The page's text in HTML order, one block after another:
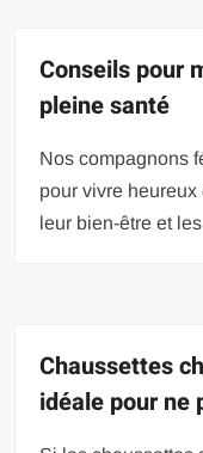
Conseils pour
pleine santé
Nos compagnons
pour vivre
leur bien-être et
Chaussettes
idéale pour ne